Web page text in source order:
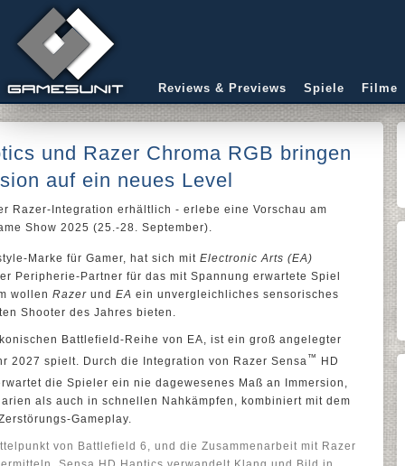
Reviews & Previews Spiele Filme
und Razer Chroma RGB bringen
auf ein neues Level
Razer-Integration erhältlich - erlebe eine Vorschau am
Show 2025 (25.-28. September).
Marke für Gamer, hat sich mit Electronic Arts (EA)
Peripherie-Partner für das mit Spannung erwartete Spiel
wollen Razer und EA ein unvergleichliches sensorisches
Shooter des Jahres bieten.
Battlefield-Reihe von EA, ist ein groß angelegter
2027 spielt. Durch die Integration von Razer Sensa™
HD
die Spieler ein nie dagewesenes Maß an Immersion,
als auch in schnellen Nahkämpfen, kombiniert mit dem
Gameplay.
von Battlefield 6, und die Zusammenarbeit mit Razer